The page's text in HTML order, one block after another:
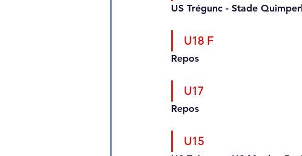
US Trégunc - Stade
U18 F
Repos
U17
Repos
U15